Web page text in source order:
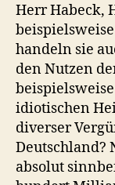
Herr Habeck,
handeln sie
den Nutzen
idiotischen
diverser
Deutschland?
absolut